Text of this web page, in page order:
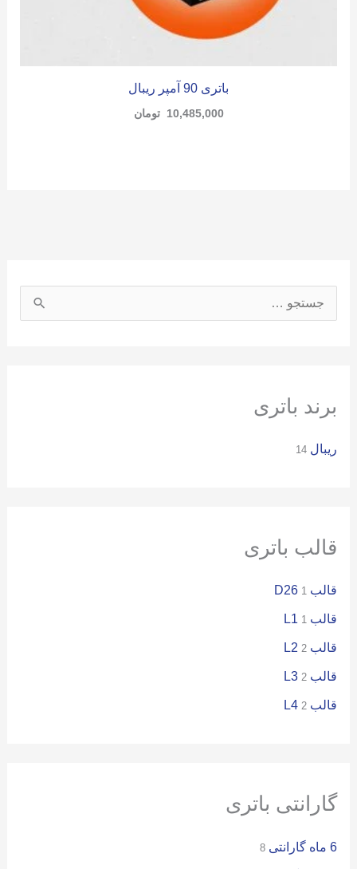
باتری 90 آمپر ریبال
10,485,000 تومان
س
ر
برند باتری
ریبال 14
قالب باتری
قالب D26 1
قالب L1 1
قالب L2 2
قالب L3 2
قالب L4 2
گارانتی باتری
6 ماه گارانتی 8